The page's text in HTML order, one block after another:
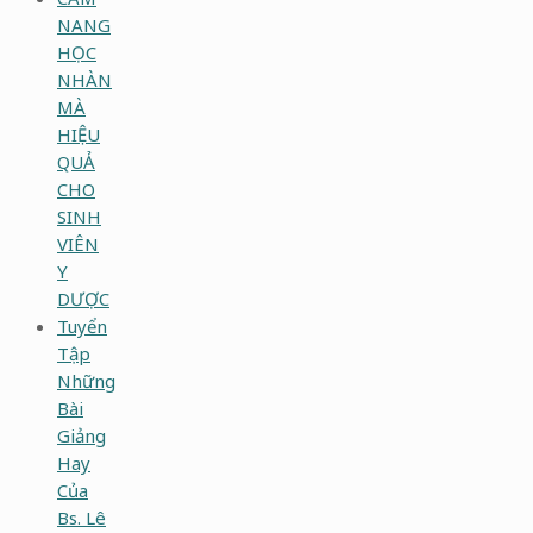
NANG
HỌC
NHÀN
MÀ
HIỆU
QUẢ
CHO
SINH
VIÊN
Y
DƯỢC
Tuyển
Tập
Những
Bài
Giảng
Hay
Của
Bs. Lê